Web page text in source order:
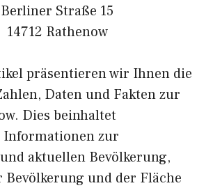
Berliner Straße 15
14712 Rathenow
präsentieren wir Ihnen die
Daten und Fakten zur
Dies beinhaltet
Informationen zur
aktuellen Bevölkerung,
Bevölkerung und der Fläche